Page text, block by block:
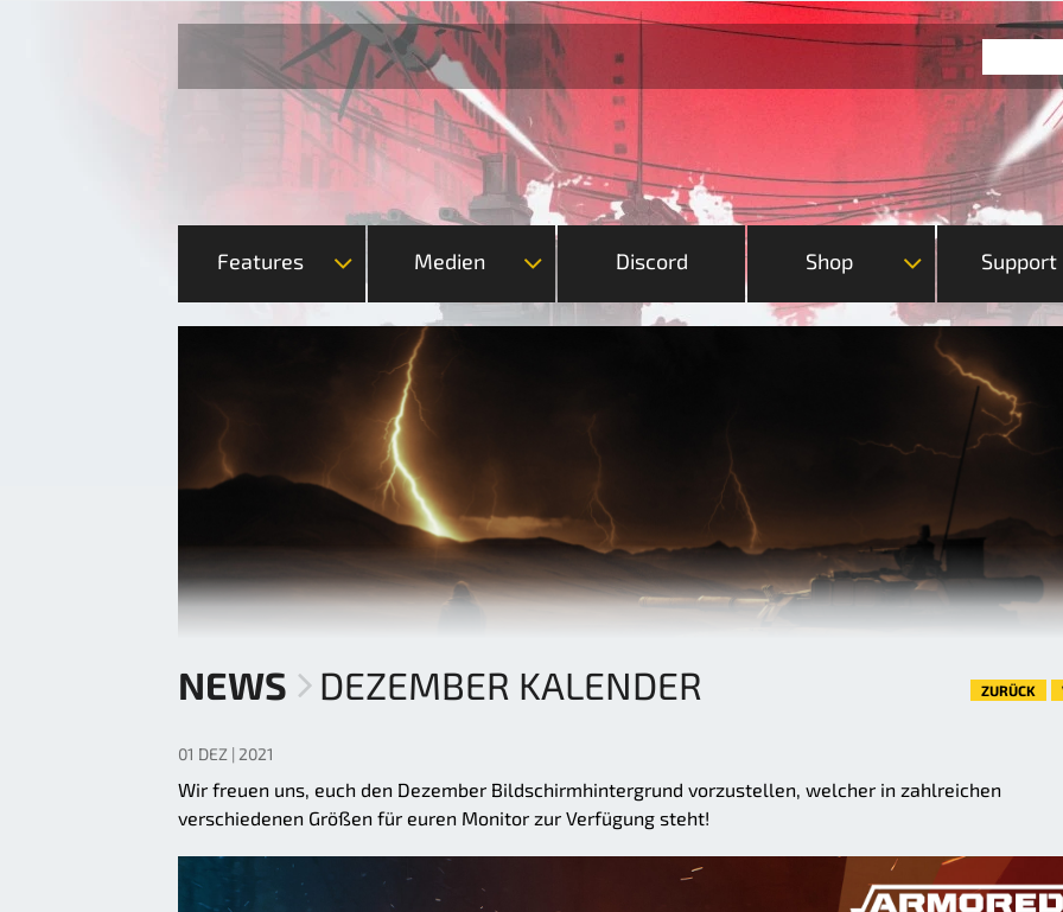
Features Medien Discord Shop Support
NEWS DEZEMBER KALENDER ZURÜCK
01 DEZ | 2021
Wir freuen uns, euch den Dezember Bildschirmhintergrund vorzustellen, welcher in zahlreichen
verschiedenen Größen für euren Monitor zur Verfügung steht!